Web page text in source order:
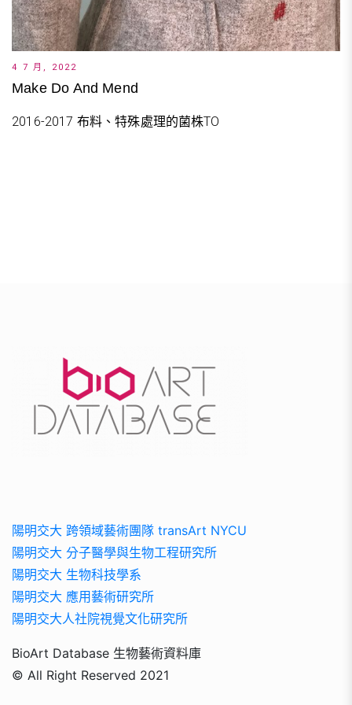
4 7 月, 2022
Make Do And Mend
2016-2017 布料、特殊處理的菌株TO
陽明交大 跨領域藝術團隊 transArt NYCU
陽明交大 分子醫學與生物工程研究所
陽明交大 生物科技學系
陽明交大 應用藝術研究所
陽明交大人社院視覺文化研究所
BioArt Database 生物藝術資料庫
© All Right Reserved 2021